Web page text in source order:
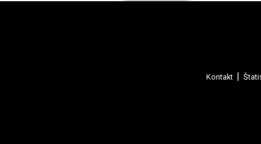
Kontakt